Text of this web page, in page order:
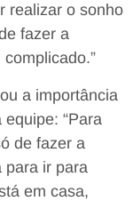
realizar o sonho
fazer a
a importância
“Para
de fazer a
para ir para
em casa,